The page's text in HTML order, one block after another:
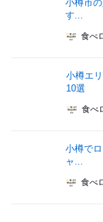
小樽市
す...
食べ
小樽エ
10選
食べ
小樽で
ャ...
食べ